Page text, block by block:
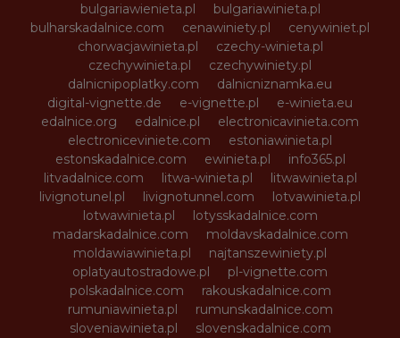
bulgariawienieta.pl
bulgariawinieta.pl
bulharskadalnice.com
cenawiniety.pl
cenywiniet.pl
chorwacjawinieta.pl
czechy-winieta.pl
czechywinieta.pl
czechywiniety.pl
dalnicnipoplatky.com
dalnicniznamka.eu
digital-vignette.de
e-vignette.pl
e-winieta.eu
edalnice.org
edalnice.pl
electronicavinieta.com
electroniceviniete.com
estoniawinieta.pl
estonskadalnice.com
ewinieta.pl
info365.pl
litvadalnice.com
litwa-winieta.pl
litwawinieta.pl
livignotunel.pl
livignotunnel.com
lotvawinieta.pl
lotwawinieta.pl
lotysskadalnice.com
madarskadalnice.com
moldavskadalnice.com
moldawiawinieta.pl
najtanszewiniety.pl
oplatyautostradowe.pl
pl-vignette.com
polskadalnice.com
rakouskadalnice.com
rumuniawinieta.pl
rumunskadalnice.com
sloveniawinieta.pl
slovenskadalnice.com